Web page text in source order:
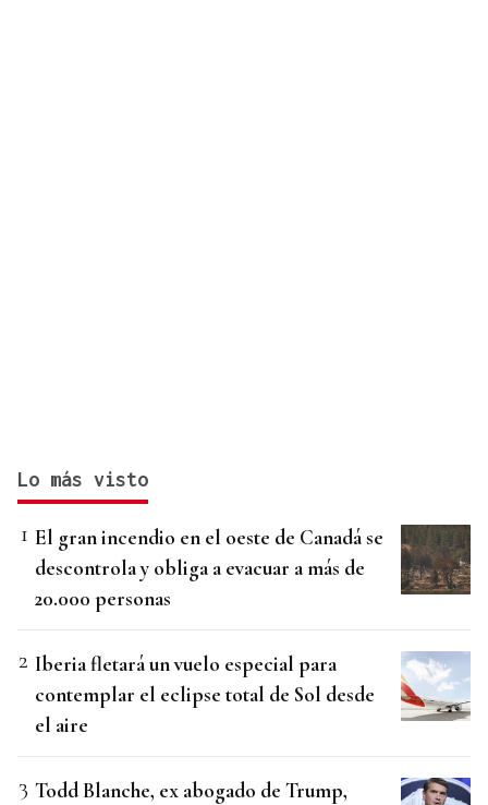
Lo más visto
El gran incendio en el oeste de Canadá se
descontrola y obliga a evacuar a más de
20.000 personas
Iberia fletará un vuelo especial para
contemplar el eclipse total de Sol desde
el aire
Todd Blanche, ex abogado de Trump,